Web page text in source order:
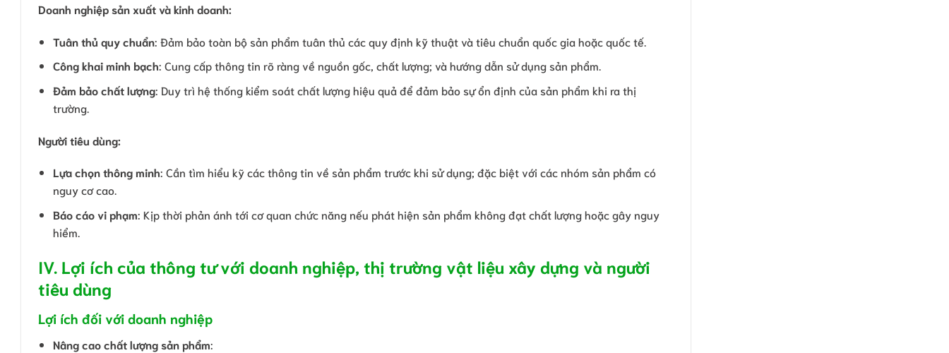
Doanh nghiệp sản xuất và kinh doanh:
Tuân thủ quy chuẩn: Đảm bảo toàn bộ sản phẩm tuân thủ các quy định kỹ thuật và tiêu chuẩn quốc gia hoặc quốc tế.
Công khai minh bạch: Cung cấp thông tin rõ ràng về nguồn gốc, chất lượng; và hướng dẫn sử dụng sản phẩm.
Đảm bảo chất lượng: Duy trì hệ thống kiểm soát chất lượng hiệu quả để đảm bảo sự ổn định của sản phẩm khi ra thị
trường.
Người tiêu dùng:
Lựa chọn thông minh: Cần tìm hiểu kỹ các thông tin về sản phẩm trước khi sử dụng; đặc biệt với các nhóm sản phẩm có
nguy cơ cao.
Báo cáo vi phạm: Kịp thời phản ánh tới cơ quan chức năng nếu phát hiện sản phẩm không đạt chất lượng hoặc gây nguy
hiểm.
IV. Lợi ích của thông tư với doanh nghiệp, thị trường vật liệu xây dựng và người
tiêu dùng
Lợi ích đối với doanh nghiệp
Nâng cao chất lượng sản phẩm: